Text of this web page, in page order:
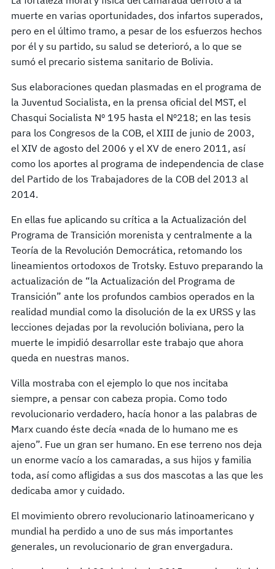
muerte en varias oportunidades, dos infartos superados,
pero en el último tramo, a pesar de los esfuerzos hechos
por él y su partido, su salud se deterioró, a lo que se
sumó el precario sistema sanitario de Bolivia.
Sus elaboraciones quedan plasmadas en el programa de
la Juventud Socialista, en la prensa oficial del MST, el
Chasqui Socialista Nº 195 hasta el Nº218; en las tesis
para los Congresos de la COB, el XIII de junio de 2003,
el XIV de agosto del 2006 y el XV de enero 2011, así
como los aportes al programa de independencia de clase
del Partido de los Trabajadores de la COB del 2013 al
2014.
En ellas fue aplicando su crítica a la Actualización del
Programa de Transición morenista y centralmente a la
Teoría de la Revolución Democrática, retomando los
lineamientos ortodoxos de Trotsky. Estuvo preparando la
actualización de “la Actualización del Programa de
Transición” ante los profundos cambios operados en la
realidad mundial como la disolución de la ex URSS y las
lecciones dejadas por la revolución boliviana, pero la
muerte le impidió desarrollar este trabajo que ahora
queda en nuestras manos.
Villa mostraba con el ejemplo lo que nos incitaba
siempre, a pensar con cabeza propia. Como todo
revolucionario verdadero, hacía honor a las palabras de
Marx cuando éste decía «nada de lo humano me es
ajeno”. Fue un gran ser humano. En ese terreno nos deja
un enorme vacío a los camaradas, a sus hijos y familia
toda, así como afligidas a sus dos mascotas a las que les
dedicaba amor y cuidado.
El movimiento obrero revolucionario latinoamericano y
mundial ha perdido a uno de sus más importantes
generales, un revolucionario de gran envergadura.